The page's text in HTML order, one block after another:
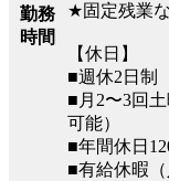
勤務
時間
★固定残業
【休日】
■週休2日制
■月2〜3回
可能）
■年間休日
■有給休暇（